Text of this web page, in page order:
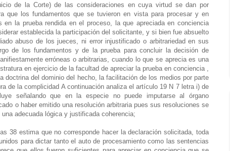
de la Corte) de las consideraciones en cuya virtud se dan por
que los fundamentos que se tuvieron en vista para procesar y en
en la prueba rendida en el proceso, la que apreciada en conciencia
establecida la participación del solicitante, y si bien fue absuelto
abuso de los jueces, ni error injustificado o arbitrariedad en sus
de los fundamentos y de la prueba para concluir la decisión de
erróneas o arbitrarias, cuando lo que se aprecia es una
en ejercicio de la facultad de apreciar la prueba en conciencia ,
doctrina del dominio del hecho, la facilitación de los medios por parte
de la complicidad A continuación analiza el artículo 19 N 7 letra i) de
señalando que en la especie no puede imputarse al órgano
o haber emitido una resolución arbitraria pues sus resoluciones se
adecuada lógica y justificada coherencia;
38 estima que no corresponde hacer la declaración solicitada, toda
para dictar tanto el auto de procesamiento como las sentencias